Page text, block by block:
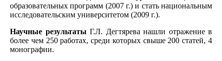
образовательных программ (2007 г.) и стать национальным
исследовательским университетом (2009 г.).
Научные результаты Г.Л. Дегтярева нашли отражение в
более чем 250 работах, среди которых свыше 200 статей, 4
монографии.